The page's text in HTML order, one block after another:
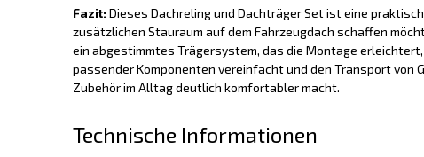
Fazit:Dieses Dachreling und Dachträger Set ist eine
zusätzlichen Stauraum auf dem Fahrzeugdach schaffen
ein abgestimmtes Trägersystem, das die Montage
passender Komponenten vereinfacht und den Transport von
Zubehör im Alltag deutlich komfortabler macht.
Technische Informationen